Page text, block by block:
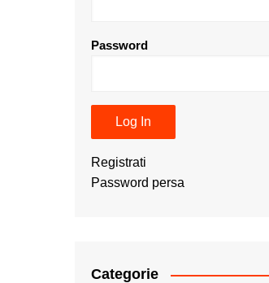
Password
Registrati
Password persa
Categorie